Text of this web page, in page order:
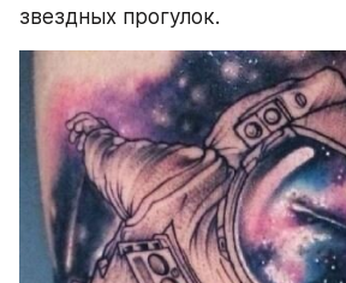
звездных прогулок.